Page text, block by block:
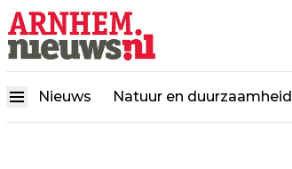
Nieuws Natuur en duurzaamheid